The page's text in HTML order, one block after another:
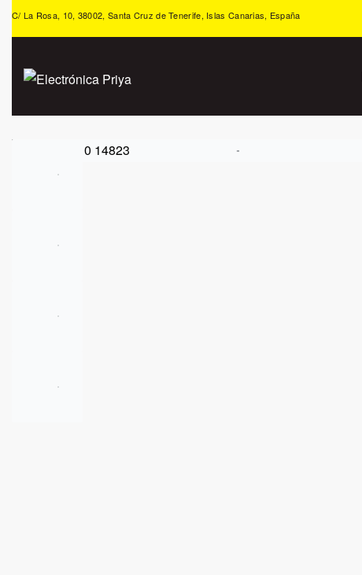
C/ La Rosa, 10, 38002, Santa Cruz de Tenerife, Islas Canarias, España